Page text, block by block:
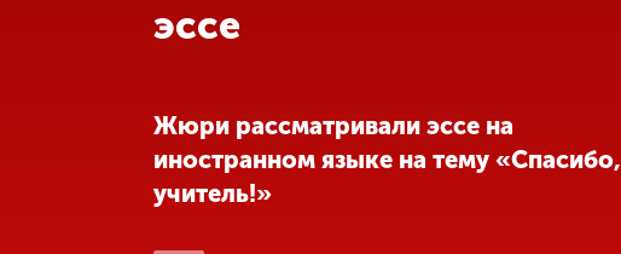
Другие виды
деятельности
эссе
Жюри рассматривали эссе на
иностранном языке на тему «Спасибо,
учитель!»